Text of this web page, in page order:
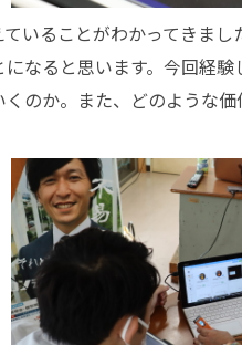
いることがわかってきま
なると思います。今回経
のか。また、どのような